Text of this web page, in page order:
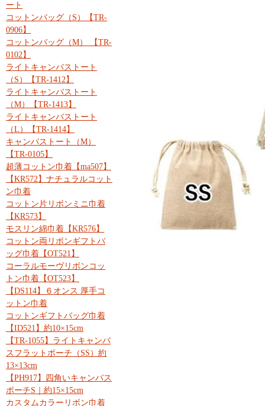
ート
コットンバッグ（S）【TR-
0906】
コットンバッグ（M） 【TR-
0102】
ライトキャンバストート
（S）【TR-1412】
ライトキャンバストート
（M）【TR-1413】
ライトキャンバストート
（L）【TR-1414】
キャンバストート（M）
【TR-0105】
超薄コットン巾着【ma507】
【KR572】ナチュラルコット
ン巾着
コットン片リボンミニ巾着
【KR573】
モスリン綿巾着【KR576】
コットン両リボンギフトバ
ッグ巾着【OT521】
コーラルモーヴリボンコッ
トン巾着【OT523】
【DS114】６オンス 厚手コ
ットン巾着
コットンギフトバッグ巾着
【ID521】約10×15cm
【TR-1055】ライトキャンバ
スフラットポーチ（SS）約
13×13cm
【PH917】四角いキャンバス
ポーチS｜約15×15cm
カスタムカラーリボン巾着